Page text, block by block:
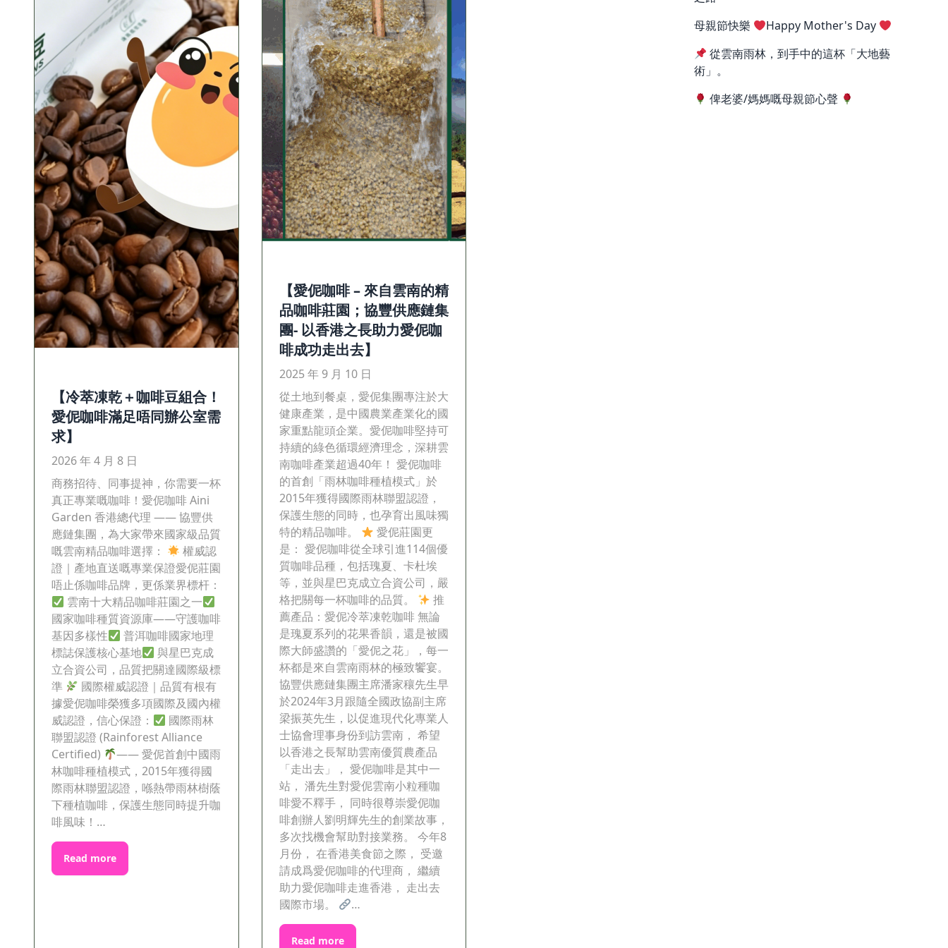
【冷萃凍乾＋咖啡豆組合！
愛伲咖啡滿足唔同辦公室需
求】
2026 年 4 月 8 日
商務招待、同事提神，你需要一杯
真正專業嘅咖啡！愛伲咖啡 Aini
Garden 香港總代理 —— 協豐供
應鏈集團，為大家帶來國家級品質
嘅雲南精品咖啡選擇：
權威認
證｜產地直送嘅專業保證愛伲莊園
唔止係咖啡品牌，更係業界標杆：
雲南十大精品咖啡莊園之一
國家咖啡種質資源庫——守護咖啡
基因多樣性
普洱咖啡國家地理
標誌保護核心基地
與星巴克成
立合資公司，品質把關達國際級標
準
國際權威認證｜品質有根有
據愛伲咖啡榮獲多項國際及國內權
威認證，信心保證：
國際雨林
聯盟認證 (Rainforest Alliance
Certified)
—— 愛伲首創中國雨
林咖啡種植模式，2015年獲得國
際雨林聯盟認證，喺熱帶雨林樹蔭
下種植咖啡，保護生態同時提升咖
啡風味！…
Read more
【愛伲咖啡 – 來自雲南的精
品咖啡莊園；協豐供應鏈集
團- 以香港之長助力愛伲咖
啡成功走出去】
2025 年 9 月 10 日
從土地到餐桌，愛伲集團專注於大
健康產業，是中國農業產業化的國
家重點龍頭企業。愛伲咖啡堅持可
持續的綠色循環經濟理念，深耕雲
南咖啡產業超過40年！ 愛伲咖啡
的首創「雨林咖啡種植模式」於
2015年獲得國際雨林聯盟認證，
保護生態的同時，也孕育出風味獨
特的精品咖啡。
愛伲莊園更
是： 愛伲咖啡從全球引進114個優
質咖啡品種，包括瑰夏、卡杜埃
等，並與星巴克成立合資公司，嚴
格把關每一杯咖啡的品質。
推
薦產品：愛伲冷萃凍乾咖啡 無論
是瑰夏系列的花果香韻，還是被國
際大師盛讚的「愛伲之花」，每一
杯都是來自雲南雨林的極致饗宴。
協豐供應鏈集團主席潘家穰先生早
於2024年3月跟隨全國政協副主席
梁振英先生，以促進現代化專業人
士協會理事身份到訪雲南， 希望
以香港之長幫助雲南優質農產品
「走出去」， 愛伲咖啡是其中一
站， 潘先生對愛伲雲南小粒種咖
啡愛不釋手， 同時很尊崇愛伲咖
啡創辦人劉明輝先生的創業故事，
多次找機會幫助對接業務。 今年8
月份， 在香港美食節之際， 受邀
請成爲愛伲咖啡的代理商， 繼續
助力愛伲咖啡走進香港， 走出去
國際市場。
…
Read more
母親節快樂
Happy Mother's Day
從雲南雨林，到手中的這杯「大地藝
術」。
俾老婆/媽媽嘅母親節心聲